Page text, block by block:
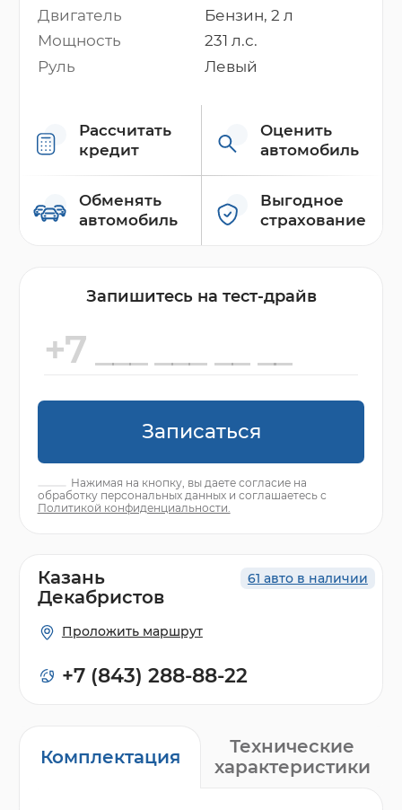
Двигатель
Бензин, 2 л
Мощность
231 л.с.
Руль
Левый
Рассчитать
кредит
Оценить
автомобиль
Обменять
автомобиль
Выгодное
страхование
Запишитесь на тест-драйв
Записаться
Нажимая на кнопку, вы даете согласие на
обработку персональных данных и соглашаетесь с
Политикой конфиденциальности.
Комплектация
Технические
характеристики
61 авто в наличии
Казань
Декабристов
Проложить маршрут
+7 (843) 288-88-22